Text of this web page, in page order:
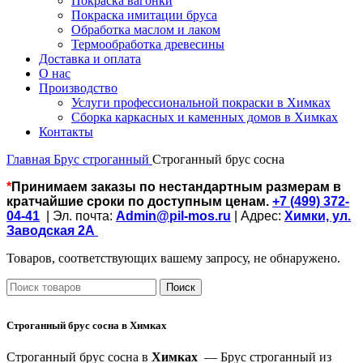
Покраска имитации бруса
Обработка маслом и лаком
Термообработка древесины
Доставка и оплата
О нас
Производство
Услуги профессиональной покраски в Химках
Сборка каркасных и каменных домов в Химках
Контакты
Главная Брус строганный Строганный брус сосна
*Принимаем заказы по нестандартным размерам в
кратчайшие сроки по доступным ценам. +7 (499) 372-
04-41
| Эл. почта: Admin@pil-mos.ru | Адрес: Химки, ул.
Заводская 2А
Товаров, соответствующих вашему запросу, не обнаружено.
Поиск
Строганный брус сосна в Химках
Строганный брус сосна в Химках — Брус строганный из